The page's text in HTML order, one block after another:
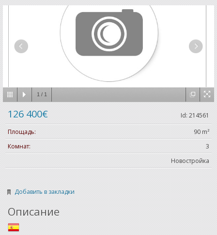
1 / 1
Id: 214561
126 400€
Площадь:
90 m²
Комнат:
3
Новостройка
Добавить в закладки
Описание